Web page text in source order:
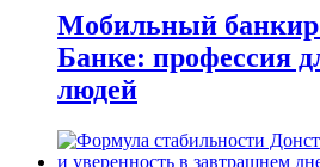
Мобильный
Банке: профессия
людей